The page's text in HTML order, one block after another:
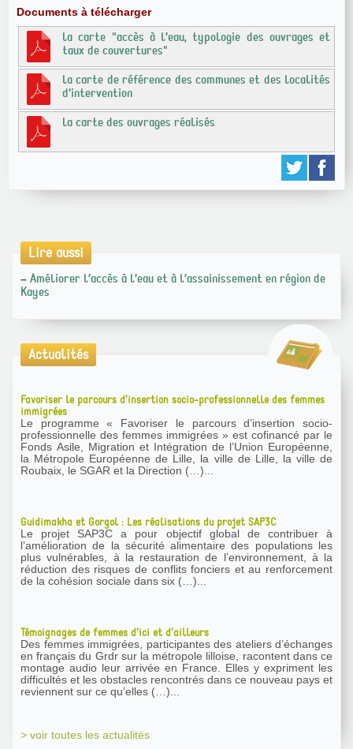
Documents à télécharger
la carte "accès à l’eau, typologie des ouvrages et
taux de couvertures"
la carte de référence des communes et des localités
d’intervention
la carte des ouvrages réalisés
Lire aussi
– Améliorer l’accès à l’eau et à l’assainissement en région de
Kayes
Actualités
Favoriser le parcours d’insertion socio-professionnelle des femmes
immigrées
Le programme « Favoriser le parcours d’insertion socio-
professionnelle des femmes immigrées » est cofinancé par le
Fonds Asile, Migration et Intégration de l’Union Européenne,
la Métropole Européenne de Lille, la ville de Lille, la ville de
Roubaix, le SGAR et la Direction (…)...
Guidimakha et Gorgol : Les réalisations du projet SAP3C
Le projet SAP3C a pour objectif global de contribuer à
l’amélioration de la sécurité alimentaire des populations les
plus vulnérables, à la restauration de l’environnement, à la
réduction des risques de conflits fonciers et au renforcement
de la cohésion sociale dans six (…)...
Témoignages de femmes d’ici et d’ailleurs
Des femmes immigrées, participantes des ateliers d’échanges
en français du Grdr sur la métropole lilloise, racontent dans ce
montage audio leur arrivée en France. Elles y expriment les
difficultés et les obstacles rencontrés dans ce nouveau pays et
reviennent sur ce qu’elles (…)...
> voir toutes les actualités